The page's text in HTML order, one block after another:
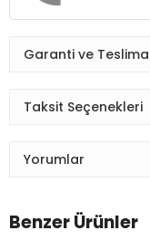
Garanti ve
Taksit Seçenekleri
Yorumlar
Benzer Ürünler